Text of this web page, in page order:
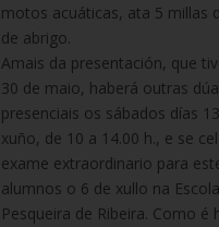
motos acuáticas, ata 5 millas
de abrigo.
Amais da presentación, que
30 de maio, haberá outras
presenciais os sábados días
xuño, de 10 a 14.00 h., e se
exame extraordinario para
alumnos o 6 de xullo na
Pesqueira de Ribeira. Como é